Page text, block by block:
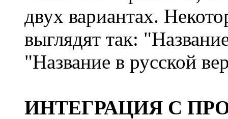
двух вариантах.
выглядят так:
"Название в русской
ИНТЕГРАЦИЯ С